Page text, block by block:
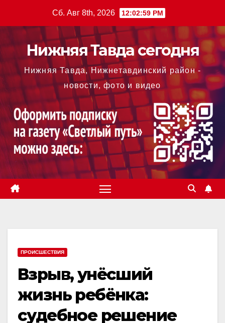
содержимому
Сб. Авг 8th, 2026 12:02:59 PM
Нижняя Тавда сегодня
Нижняя Тавда, Нижнетавдинский район -
новости, фото и видео
ПРОИСШЕСТВИЯ
Взрыв, унёсший
жизнь ребёнка:
судебное решение